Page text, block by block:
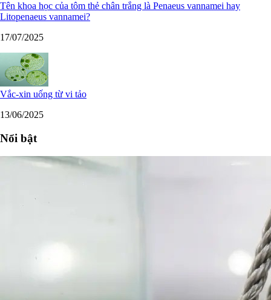
Tên khoa học của tôm thẻ chân trắng là Penaeus vannamei hay
Litopenaeus vannamei?
17/07/2025
Vắc-xin uống từ vi tảo
13/06/2025
Nổi bật